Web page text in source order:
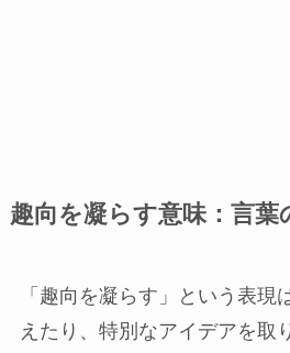
趣向を凝らす意味：言葉
「趣向を凝らす」という表現
えたり、特別なアイデアを取